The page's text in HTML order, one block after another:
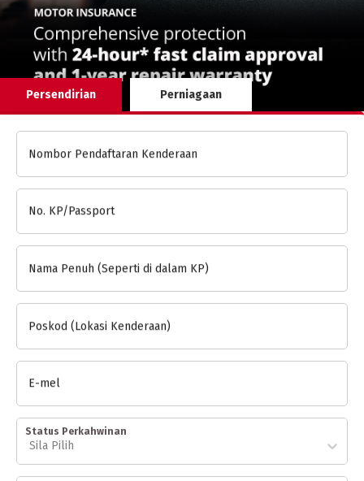
Persendirian Perniagaan
Sila Pilih
Status Perkahwinan